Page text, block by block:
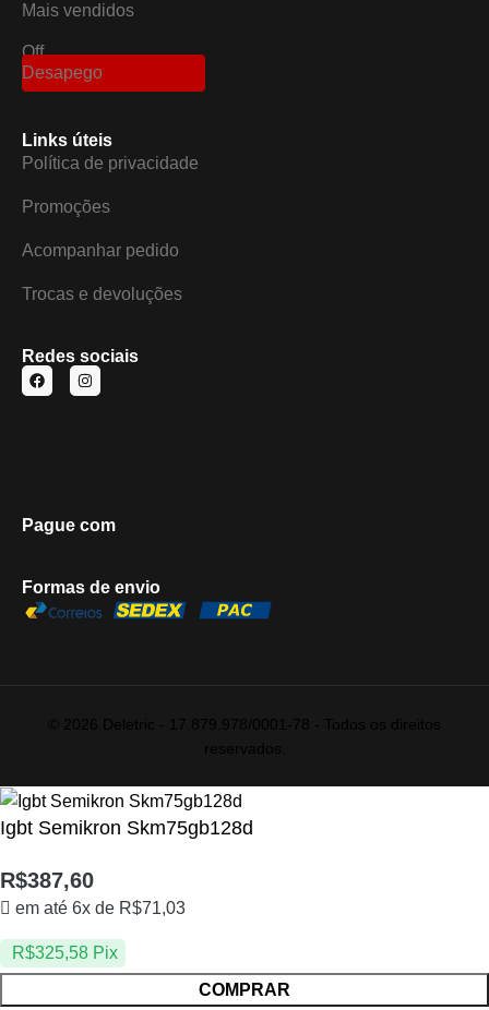
Mais vendidos
Off
Desapego
Links úteis
Política de privacidade
Promoções
Acompanhar pedido
Trocas e devoluções
Redes sociais
Pague com
Formas de envio
Igbt Semikron Skm75gb128d
R$387,60
em até 6x de R$71,03
R$325,58 Pix
COMPRAR